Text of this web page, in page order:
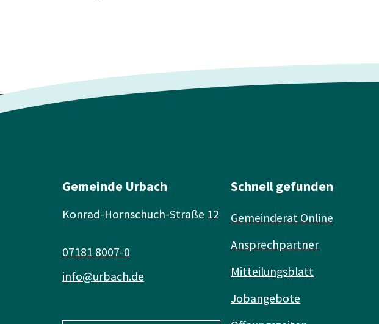
Gemeinde Urbach
Konrad-Hornschuch-Straße 12
info@urbach.de
07181 8007-0
Schnell gefunden
Gemeinderat Online
Ansprechpartner
Mitteilungsblatt
Jobangebote